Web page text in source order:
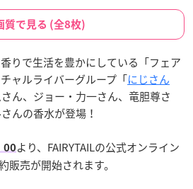
質で見る (全8枚)
りで生活を豊かにしている「フェア
ャルライバーグループ「にじさん
ん、ジョー・力一さん、竜胆尊さ
んの香水が登場！
00より、FAIRYTAILの公式オンライン
販売が開始されます。